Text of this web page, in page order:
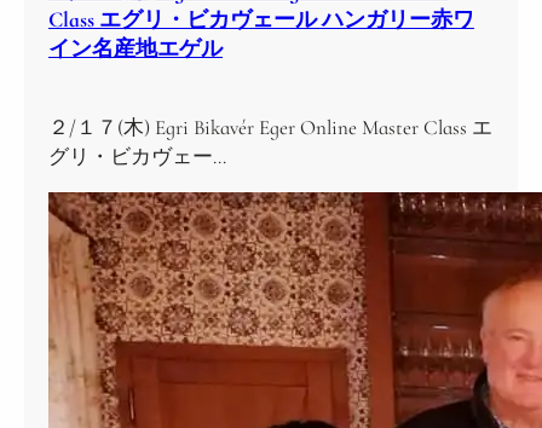
Class エグリ・ビカヴェール ハンガリー赤ワ
イン名産地エゲル
２/１７(木) Egri Bikavér Eger Online Master Class エ
グリ・ビカヴェー…